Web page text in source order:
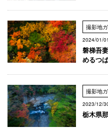
撮影地
2024/01/01
磐梯吾
めるつ
撮影地
2023/12/
栃木県